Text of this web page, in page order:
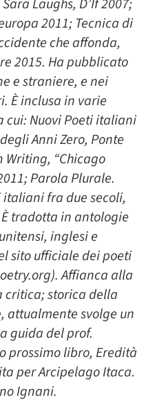
Laughs, D’If 2007;
2011; Tecnica di
che affonda,
2015. Ha pubblicato
e straniere, e nei
È inclusa in varie
Nuovi Poeti italiani
Anni Zero, Ponte
Writing, “Chicago
Parola Plurale.
fra due secoli,
tradotta in antologie
inglesi e
sito ufficiale dei poeti
Affianca alla
storica della
attualmente svolge un
guida del prof.
prossimo libro, Eredità
per Arcipelago Itaca.
Ignani.